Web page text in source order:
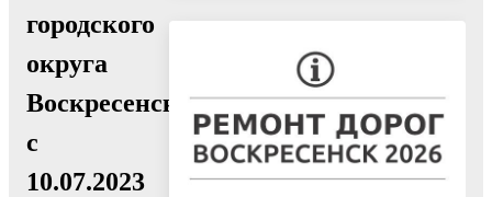
городского
округа
Воскресенск
с
10.07.2023